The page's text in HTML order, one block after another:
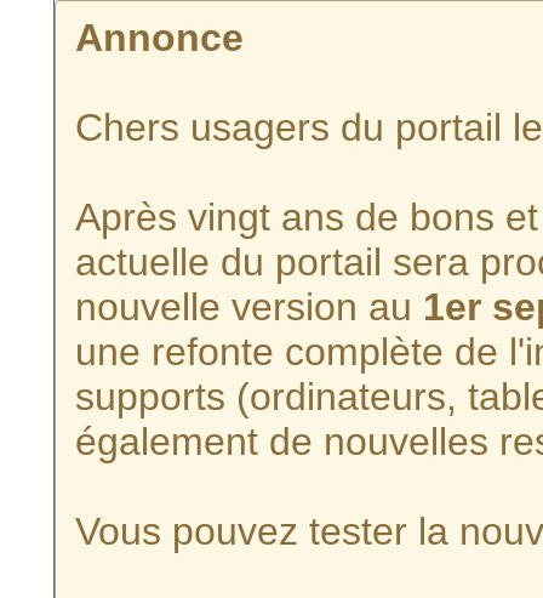
Annonce
Chers usagers du portail
Après vingt ans de bons
actuelle du portail sera
nouvelle version au 1er
une refonte complète de
supports (ordinateurs,
également de nouvelles
Vous pouvez tester la